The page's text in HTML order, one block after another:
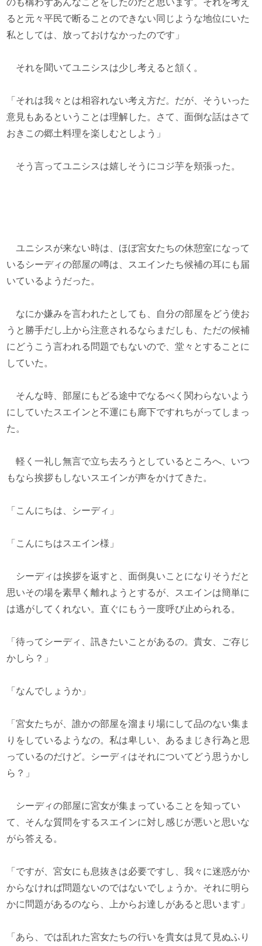
のも構わずあんなことをしたのだと思います。それを考え
ると元々平民で断ることのできない同じような地位にいた
私としては、放っておけなかったのです」
それを聞いてユニシスは少し考えると頷く。
「それは我々とは相容れない考え方だ。だが、そういった
意見もあるということは理解した。さて、面倒な話はさて
おきこの郷土料理を楽しむとしよう」
そう言ってユニシスは嬉しそうにコジ芋を頬張った。
ユニシスが来ない時は、ほぼ宮女たちの休憩室になって
いるシーディの部屋の噂は、スエインたち候補の耳にも届
いているようだった。
なにか嫌みを言われたとしても、自分の部屋をどう使お
うと勝手だし上から注意されるならまだしも、ただの候補
にどうこう言われる問題でもないので、堂々とすることに
していた。
そんな時、部屋にもどる途中でなるべく関わらないよう
にしていたスエインと不運にも廊下ですれちがってしまっ
た。
軽く一礼し無言で立ち去ろうとしているところへ、いつ
もなら挨拶もしないスエインが声をかけてきた。
「こんにちは、シーディ」
「こんにちはスエイン様」
シーディは挨拶を返すと、面倒臭いことになりそうだと
思いその場を素早く離れようとするが、スエインは簡単に
は逃がしてくれない。直ぐにもう一度呼び止められる。
「待ってシーディ、訊きたいことがあるの。貴女、ご存じ
かしら？」
「なんでしょうか」
「宮女たちが、誰かの部屋を溜まり場にして品のない集ま
りをしているようなの。私は卑しい、あるまじき行為と思
っているのだけど。シーディはそれについてどう思うかし
ら？」
シーディの部屋に宮女が集まっていることを知ってい
て、そんな質問をするスエインに対し感じが悪いと思いな
がら答える。
「ですが、宮女にも息抜きは必要ですし、我々に迷惑がか
からなければ問題ないのではないでしょうか。それに明ら
かに問題があるのなら、上からお達しがあると思います」
「あら、では乱れた宮女たちの行いを貴女は見て見ぬふり